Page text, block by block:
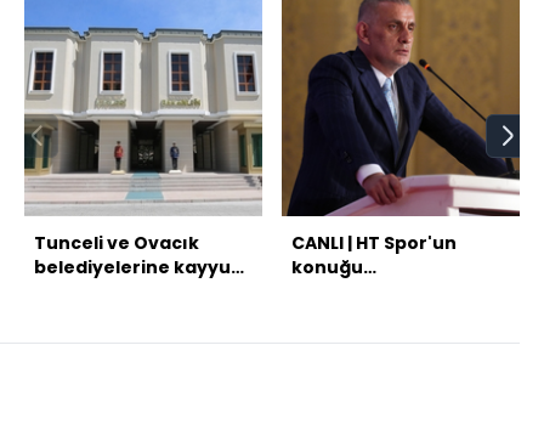
Tunceli ve Ovacık
belediyelerine kayyum
CANLI | HT Spor'un
konuğu